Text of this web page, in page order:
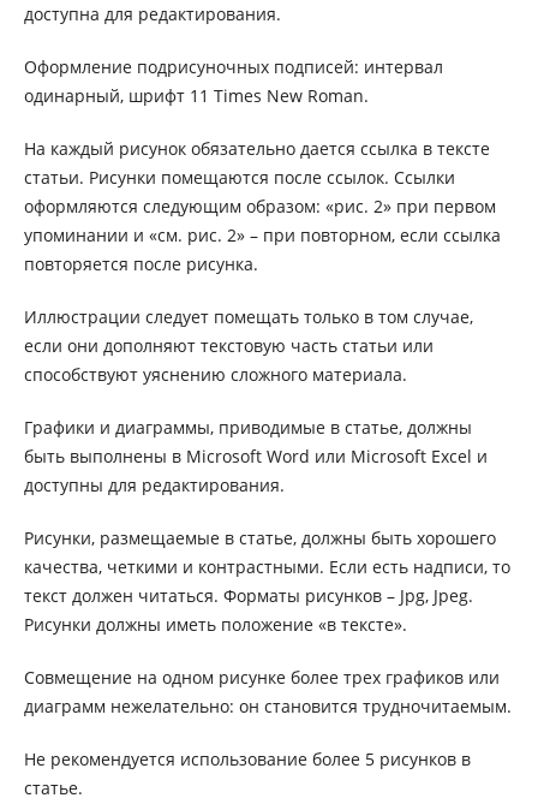
доступна для редактирования.
Оформление подрисуночных подписей: интервал
одинарный, шрифт 11 Times New Roman.
На каждый рисунок обязательно дается ссылка в тексте
статьи. Рисунки помещаются после ссылок. Ссылки
оформляются следующим образом: «рис. 2» при первом
упоминании и «см. рис. 2» – при повторном, если ссылка
повторяется после рисунка.
Иллюстрации следует помещать только в том случае,
если они дополняют текстовую часть статьи или
способствуют уяснению сложного материала.
Графики и диаграммы, приводимые в статье, должны
быть выполнены в Microsoft Word или Microsoft Excel и
доступны для редактирования.
Рисунки, размещаемые в статье, должны быть хорошего
качества, четкими и контрастными. Если есть надписи, то
текст должен читаться. Форматы рисунков – Jpg, Jpeg.
Рисунки должны иметь положение «в тексте».
Совмещение на одном рисунке более трех графиков или
диаграмм нежелательно: он становится трудночитаемым.
Не рекомендуется использование более 5 рисунков в
статье.